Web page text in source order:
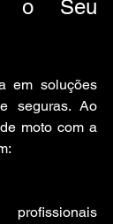
o Seu
em soluções
seguras. Ao
moto com a